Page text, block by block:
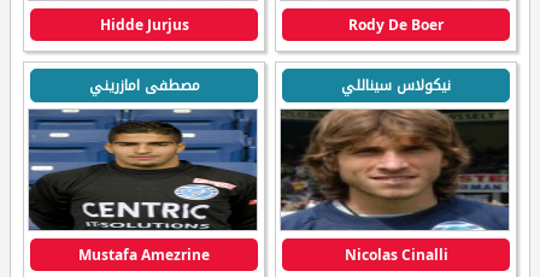
Rody De Boer
Hidde Jurjus
نيكولاس سيناللي
Nicolas Cinalli
مصطفى امازريني
Mustafa Amezrine